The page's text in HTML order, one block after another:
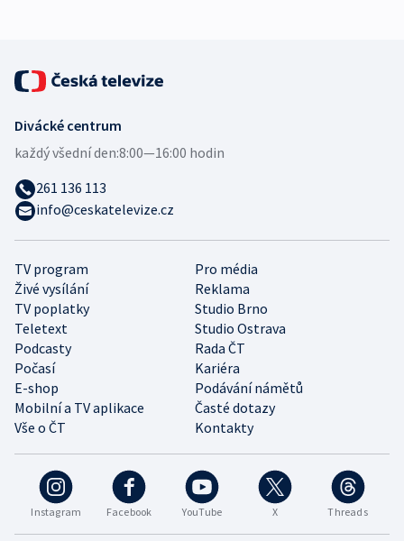
Instagram Facebook YouTube X Threads
TV program
Pro média
Živé vysílání
Reklama
TV poplatky
Studio Brno
Teletext
Studio Ostrava
Podcasty
Rada ČT
Počasí
Kariéra
E-shop
Podávání námětů
Mobilní a TV aplikace
Časté dotazy
Vše o ČT
Kontakty
Divácké centrum
každý všední den:8:00—16:00 hodin
261 136 113
info@ceskatelevize.cz